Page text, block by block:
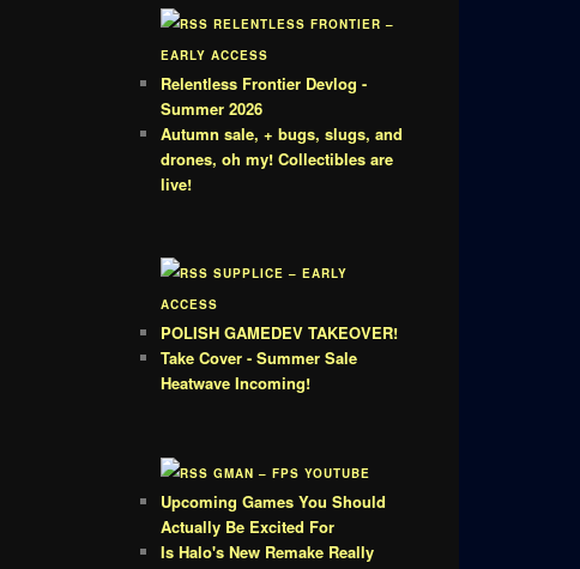
RELENTLESS FRONTIER –
EARLY ACCESS
Relentless Frontier Devlog -
Summer 2026
Autumn sale, + bugs, slugs, and
drones, oh my! Collectibles are
live!
SUPPLICE – EARLY
ACCESS
POLISH GAMEDEV TAKEOVER!
Take Cover - Summer Sale
Heatwave Incoming!
GMAN – FPS YOUTUBE
Upcoming Games You Should
Actually Be Excited For
Is Halo's New Remake Really